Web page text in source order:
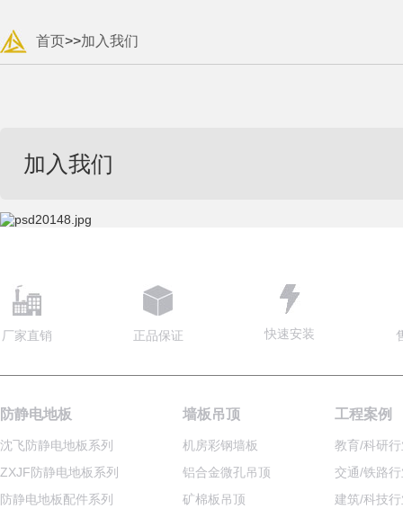
首页>>加入我们
加入我们
厂家直销 正品保证 快速安装
防静电地板
沈飞防静电地板系列
ZXJF防静电地板系列
防静电地板配件系列
墙板吊顶
机房彩钢墙板
铝合金微孔吊顶
矿棉板吊顶
工程案例
教育/科研
交通/铁路
建筑/科技